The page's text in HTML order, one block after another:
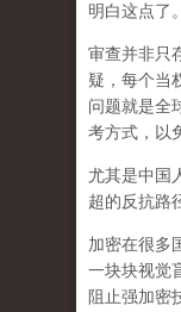
明白这点了。
审查并非只
疑，每个当
问题就是全
考方式，以
尤其是中国
超的反抗路
加密在很多
一块块视觉
阻止强加密